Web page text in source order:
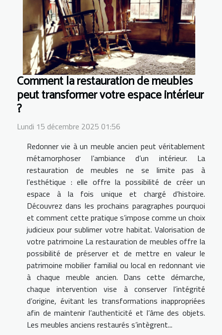
Comment la restauration de meubles
peut transformer votre espace intérieur
?
Lundi 15 décembre 2025 01:56
Redonner vie à un meuble ancien peut véritablement
métamorphoser l’ambiance d’un intérieur. La
restauration de meubles ne se limite pas à
l’esthétique : elle offre la possibilité de créer un
espace à la fois unique et chargé d’histoire.
Découvrez dans les prochains paragraphes pourquoi
et comment cette pratique s’impose comme un choix
judicieux pour sublimer votre habitat. Valorisation de
votre patrimoine La restauration de meubles offre la
possibilité de préserver et de mettre en valeur le
patrimoine mobilier familial ou local en redonnant vie
à chaque meuble ancien. Dans cette démarche,
chaque intervention vise à conserver l’intégrité
d’origine, évitant les transformations inappropriées
afin de maintenir l’authenticité et l’âme des objets.
Les meubles anciens restaurés s’intègrent...